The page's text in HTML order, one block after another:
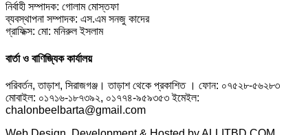
নির্বাহী সম্পাদক: গোলাম মোস্তফা
ব্যবস্থাপনা সম্পাদক: এস.এম সনজু কাদের
গ্রাফিক্স: মো: মনিরুল ইসলাম
বার্তা ও বাণিজ্যিক কার্যালয়
পরিবর্তন, তাড়াশ, সিরাজগঞ্জ। তাড়াশ থেকে প্রকাশিত । ফোন: ০৭৫২৮-৫৬২৮৩
মোবাইল: ০১৭১৬-১৮৭৩৯২, ০১৭৭৪-৯৫৯৩৫৩ ইমেইল:
chalonbeelbarta@gmail.com